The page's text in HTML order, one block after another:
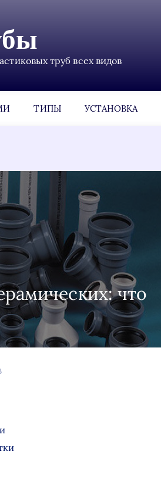
труб всех видов
ТИПЫ УСТАНОВКА
что